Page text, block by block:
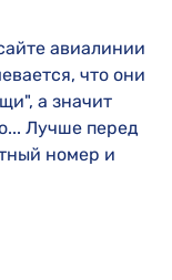
авиалинии
что они
а значит
Лучше перед
номер и